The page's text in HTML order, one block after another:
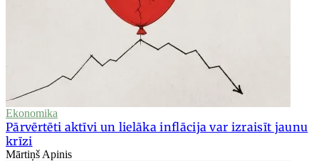
Ekonomika
Pārvērtēti aktīvi un lielāka inflācija var izraisīt jaunu
krīzi
Mārtiņš Apinis